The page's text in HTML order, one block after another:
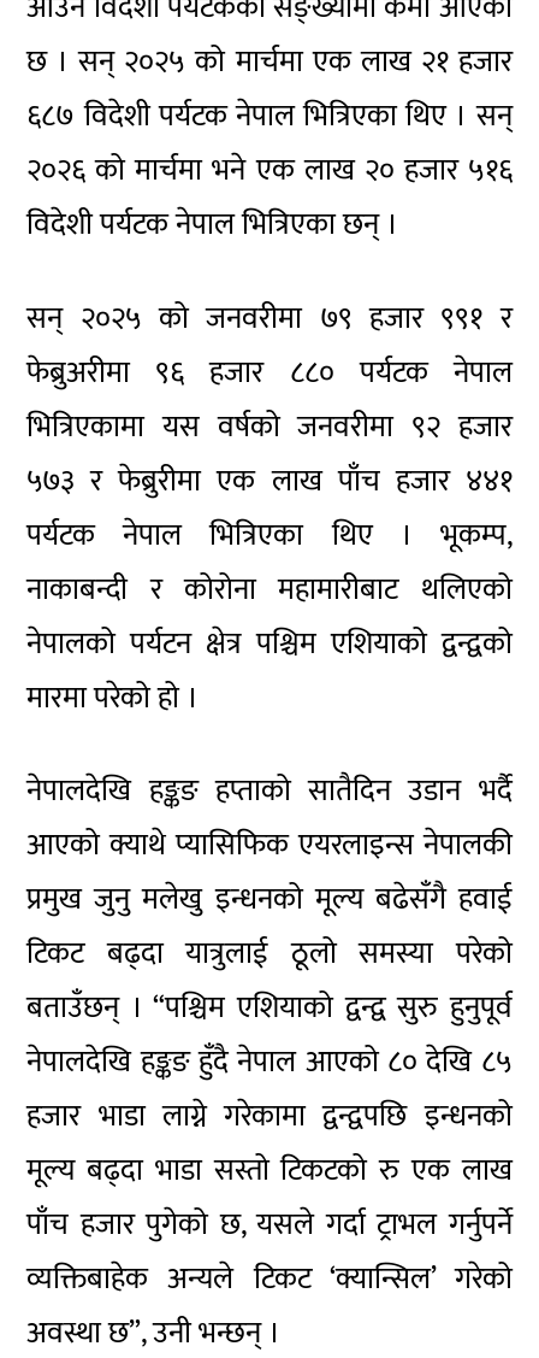
छ । सन् २०२५ को मार्चमा एक लाख २१ हजार
६८७ विदेशी पर्यटक नेपाल भित्रिएका थिए । सन्
२०२६ को मार्चमा भने एक लाख २० हजार ५१६
विदेशी पर्यटक नेपाल भित्रिएका छन् ।
सन् २०२५ को जनवरीमा ७९ हजार ९९१ र
फेब्रुअरीमा ९६ हजार ८८० पर्यटक नेपाल
भित्रिएकामा यस वर्षको जनवरीमा ९२ हजार
५७३ र फेब्रुरीमा एक लाख पाँच हजार ४४१
पर्यटक नेपाल भित्रिएका थिए । भूकम्प,
नाकाबन्दी र कोरोना महामारीबाट थलिएको
नेपालको पर्यटन क्षेत्र पश्चिम एशियाको द्वन्द्वको
मारमा परेको हो ।
नेपालदेखि हङ्कङ हप्ताको सातैदिन उडान भर्दै
आएको क्याथे प्यासिफिक एयरलाइन्स नेपालकी
प्रमुख जुनु मलेखु इन्धनको मूल्य बढेसँगै हवाई
टिकट बढ्दा यात्रुलाई ठूलो समस्या परेको
बताउँछन् । “पश्चिम एशियाको द्वन्द्व सुरु हुनुपूर्व
नेपालदेखि हङ्कङ हुँदै नेपाल आएको ८० देखि ८५
हजार भाडा लाग्ने गरेकामा द्वन्द्वपछि इन्धनको
मूल्य बढ्दा भाडा सस्तो टिकटको रु एक लाख
पाँच हजार पुगेको छ, यसले गर्दा ट्राभल गर्नुपर्ने
व्यक्तिबाहेक अन्यले टिकट ‘क्यान्सिल’ गरेको
अवस्था छ”, उनी भन्छन् ।